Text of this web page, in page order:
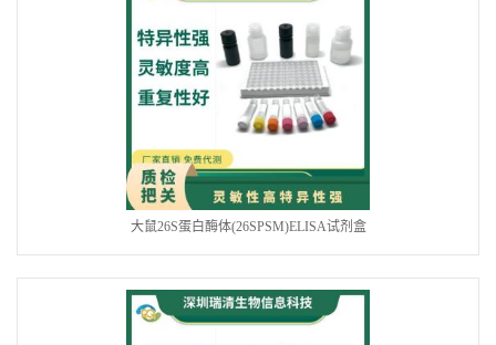
大鼠26S蛋白酶体(26SPSM)ELISA试剂盒